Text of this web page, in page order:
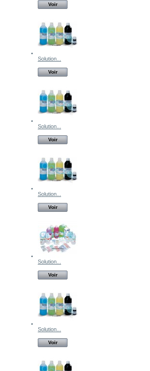
Voir
Solution...
Voir
Solution...
Voir
Solution...
Voir
Solution...
Voir
Solution...
Voir